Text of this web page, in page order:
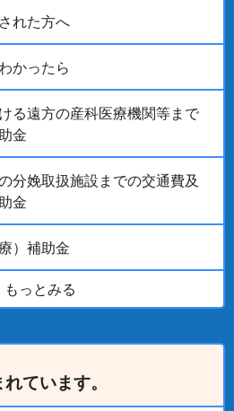
れた方へ
かったら
る遠方の産科医療機関等まで
金
分娩取扱施設までの交通費及
金
）補助金
もっとみる
ています。